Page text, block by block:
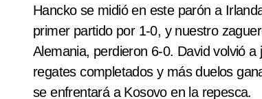
Hancko se midió en este parón a
primer partido por 1-0, y nuestro
Alemania, perdieron 6-0. David volvió
regates completados y más duelos
se enfrentará a Kosovo en la repesca.